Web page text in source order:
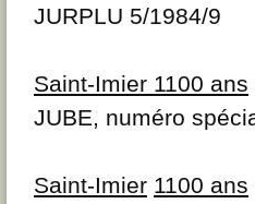
JURPLU 5/1984/9
Saint-Imier 1100 ans
JUBE, numéro
Saint-Imier 1100 ans